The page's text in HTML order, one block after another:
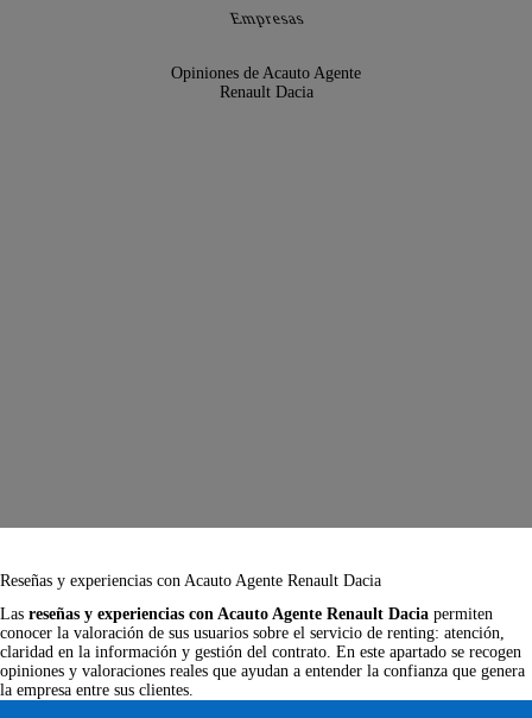
Empresas
Opiniones de Acauto Agente
Renault Dacia
Reseñas y experiencias con Acauto Agente Renault Dacia
Las reseñas y experiencias con Acauto Agente Renault Dacia permiten
conocer la valoración de sus usuarios sobre el servicio de renting: atención,
claridad en la información y gestión del contrato. En este apartado se recogen
opiniones y valoraciones reales que ayudan a entender la confianza que genera
la empresa entre sus clientes.